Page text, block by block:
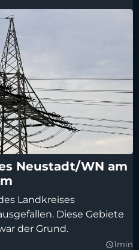
Neustadt/WN am
Landkreises
Diese Gebiete
der Grund.
query_builder1min